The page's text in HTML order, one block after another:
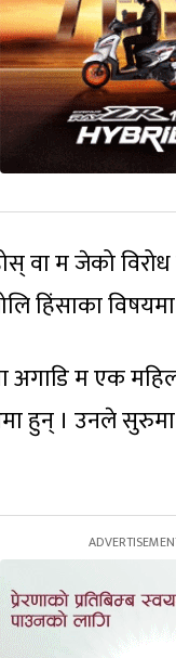
वा म जेको
विषयमा
म एक
हुन् । उनले